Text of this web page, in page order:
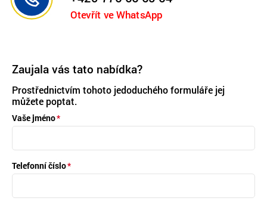
Otevřít ve WhatsApp
Zaujala vás tato nabídka?
Prostřednictvím tohoto jedoduchého formuláře jej
můžete poptat.
Vaše jméno
Telefonní číslo